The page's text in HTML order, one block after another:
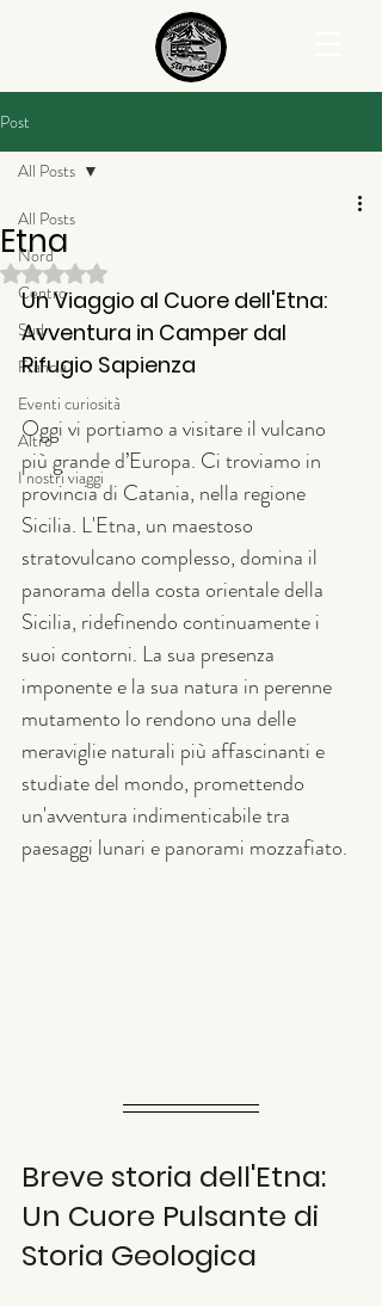
Post
All Posts
Nord
Centro
Sud
Francia
Eventi curiosità
Altro
I nostri viaggi
All Posts
Etna
Valutazione NaN stelle su 5.
Un Viaggio al Cuore dell'Etna:
Avventura in Camper dal
Rifugio Sapienza
Oggi vi portiamo a visitare il vulcano
più grande d’Europa. Ci troviamo in
provincia di Catania, nella regione
Sicilia. L'Etna, un maestoso
stratovulcano complesso, domina il
panorama della costa orientale della
Sicilia, ridefinendo continuamente i
suoi contorni. La sua presenza
imponente e la sua natura in perenne
mutamento lo rendono una delle
meraviglie naturali più affascinanti e
studiate del mondo, promettendo
un'avventura indimenticabile tra
paesaggi lunari e panorami mozzafiato.
Breve storia dell'Etna:
Un Cuore Pulsante di
Storia Geologica